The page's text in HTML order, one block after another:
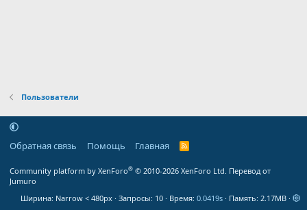
Пользователи
Обратная связь Помощь Главная
R
Community platform by XenForo® © 2010-2026 XenForo Ltd. Перевод от
Jumuro
Ширина
Запросы 10 Время 0.0419s Память 2.17MB